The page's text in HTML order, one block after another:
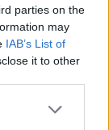
parties on the
may
IAB’s List of
it to other
força
i gairebé